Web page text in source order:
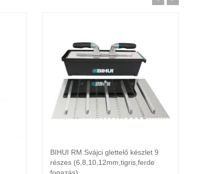
Kosárba teszem
BIHUI RM.Svájci glettelő készlet 9
részes (6,8,10,12mm,tigris,ferde